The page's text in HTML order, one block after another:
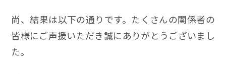
尚、結果は以下の通りです。たくさんの関係者の
皆様にご声援いただき誠にありがとうございまし
た。